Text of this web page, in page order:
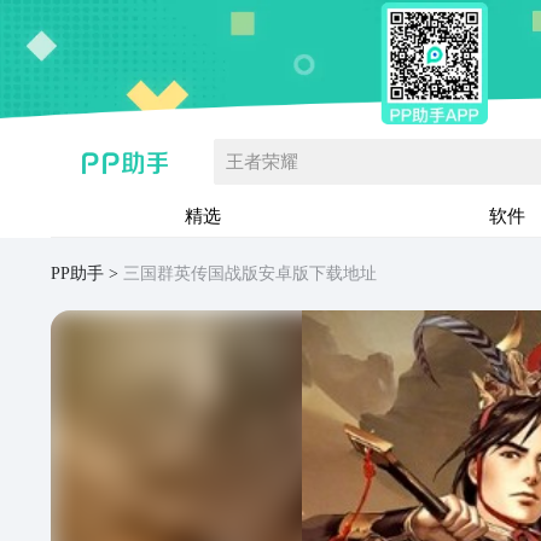
王者荣耀
精选 软件
PP助手 三国群英传国战版安卓版下载地址